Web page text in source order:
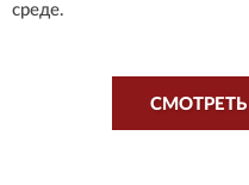
среде.